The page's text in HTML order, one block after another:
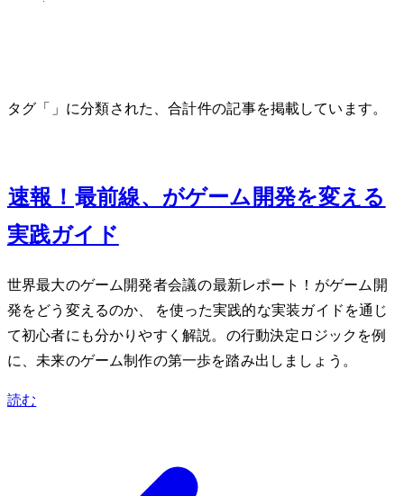
タグ「GDC」に分類された、合計 1 件の記事を掲載しています。
GDC 2025速報！Unity/UE最前線、AIがゲーム開発を変える
実践ガイド
世界最大のゲーム開発者会議GDC 2025の最新レポート！AIがゲーム開
発をどう変えるのか、Unity Sentisを使った実践的なAI実装ガイドを通じ
て初心者にも分かりやすく解説。NPCの行動決定ロジックを例
に、未来のゲーム制作の第一歩を踏み出しましょう。
読む